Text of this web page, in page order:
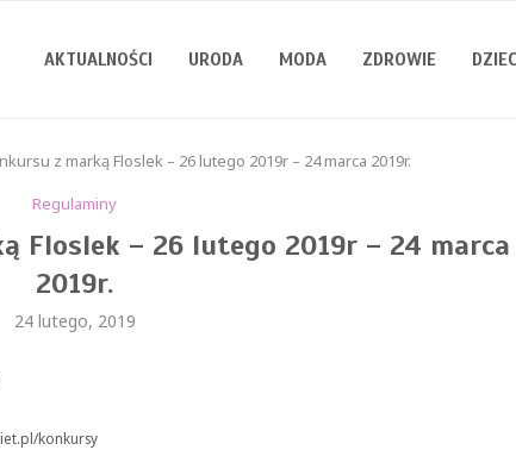
AKTUALNOŚCI URODA MODA ZDROWIE
z marką Floslek – 26 lutego 2019r – 24 marca 2019r.
Regulaminy
Floslek – 26 lutego 2019r – 24 marca
2019r.
24 lutego, 2019
konkursy